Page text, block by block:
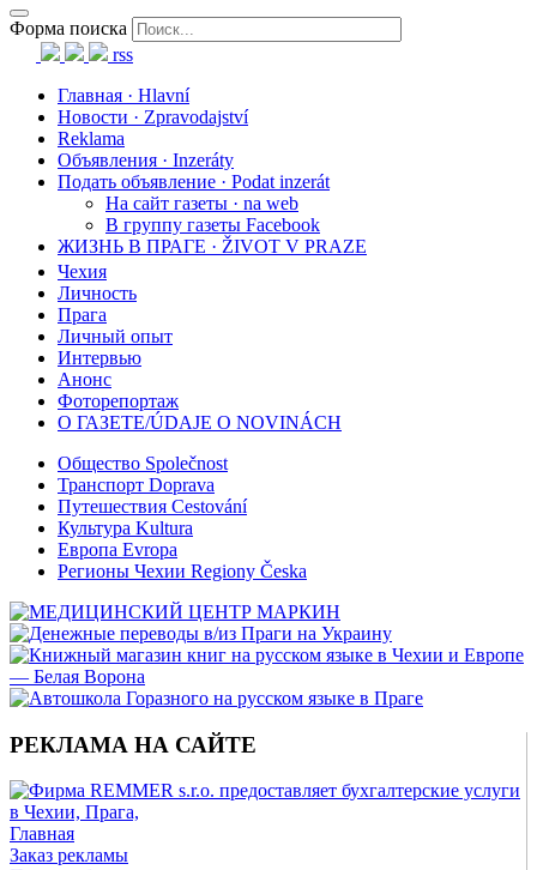
Форма поиска
rss
Главная · Hlavní
Новости · Zpravodajství
Reklama
Объявления · Inzeráty
Подать объявление · Podat inzerát
На сайт газеты · na web
В группу газеты Facebook
ЖИЗНЬ В ПРАГЕ · ŽIVOT V PRAZE
Чехия
Личность
Прага
Личный опыт
Интервью
Анонс
Фоторепортаж
О ГАЗЕТЕ/ÚDAJE O NOVINÁCH
Общество Společnost
Транспорт Doprava
Путешествия Cestování
Культура Kultura
Европа Evropa
Регионы Чехии Regiony Česka
РЕКЛАМА НА САЙТЕ
Главная
Заказ рекламы